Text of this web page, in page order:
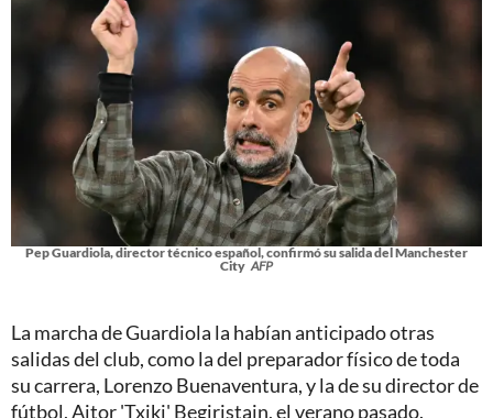
Pep Guardiola, director técnico español, confirmó su salida del Manchester
City AFP
La marcha de Guardiola la habían anticipado otras
salidas del club, como la del preparador físico de toda
su carrera, Lorenzo Buenaventura, y la de su director de
fútbol, Aitor 'Txiki' Begiristain, el verano pasado.